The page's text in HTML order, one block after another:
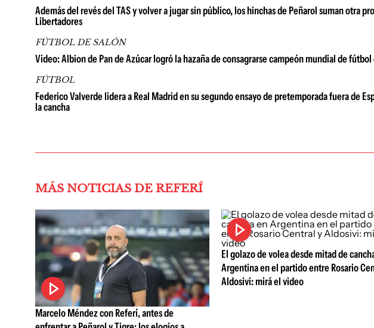
Además del revés del TAS y volver a jugar sin público, los hinchas de Peñarol suman otra
Libertadores
FÚTBOL DE SALÓN
Video: Albion de Pan de Azúcar logró la hazaña de consagrarse campeón mundial de
FÚTBOL
Federico Valverde lidera a Real Madrid en su segundo ensayo de pretemporada fuera de
la cancha
MÁS NOTICIAS DE REFERÍ
Marcelo Méndez con Referí, antes de
El golazo de volea desde mitad de
Argentina en el partido entre Rosario
Aldosivi: mirá el video